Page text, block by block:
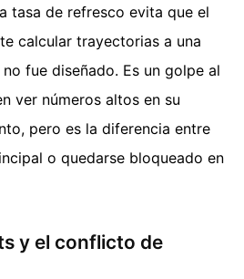
tasa de refresco evita que el
calcular trayectorias a una
fue diseñado. Es un golpe al
ver números altos en su
pero es la diferencia entre
o quedarse bloqueado en
y el conflicto de